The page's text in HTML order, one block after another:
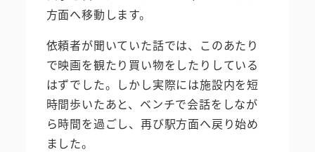
方面へ移動します。
依頼者が聞いていた話では、このあたり
で映画を観たり買い物をしたりしている
はずでした。しかし実際には施設内を短
時間歩いたあと、ベンチで会話をしなが
ら時間を過ごし、再び駅方面へ戻り始め
ました。